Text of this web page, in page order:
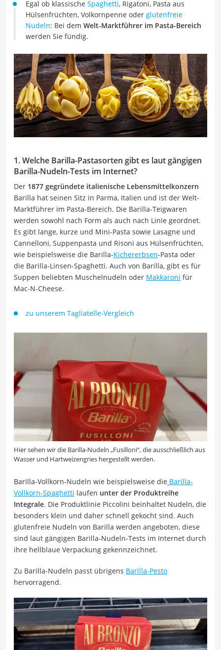
Egal ob klassische Spaghetti, Rigatoni, Pasta aus
Hülsenfrüchten, Volkornpenne oder glutenfreie
Nudeln: Bei dem Welt-Marktführer im Pasta-Bereich
werden Sie fündig.
1. Welche Barilla-Pastasorten gibt es laut gängigen
Barilla-Nudeln-Tests im Internet?
Der 1877 gegründete italienische Lebensmittelkonzern
Barilla hat seinen Sitz in Parma, Italien und ist der Welt-
Marktführer im Pasta-Bereich. Die Barilla-Teigwaren
werden sowohl nach Form als auch nach Linie geordnet.
Es gibt lange, kurze und Mini-Pasta sowie Lasagne und
Cannelloni, Suppenpasta und Risoni aus Hülsenfrüchten,
wie beispielsweise die Barilla-Kichererbsen-Pasta oder
die Barilla-Linsen-Spaghetti. Auch von Barilla, gibt es für
Suppen beliebten Muschelnudeln oder Makkaroni für
Mac-N-Cheese.
zu unserem Tagliatelle-Vergleich
Hier sehen wir die Barilla-Nudeln „Fusilloni“, die ausschließlich aus
Wasser und Hartweizengries hergestellt werden.
Barilla-Vollkorn-Nudeln wie beispielsweise die Barilla-
Vollkorn-Spaghetti laufen unter der Produktreihe
Integrale. Die Produktlinie Piccolini beinhaltet Nudeln, die
besonders klein und daher schnell gekocht sind. Auch
glutenfreie Nudeln von Barilla werden angeboten, diese
sind laut gängigen Barilla-Nudeln-Tests im Internet durch
ihre hellblaue Verpackung gekennzeichnet.
Zu Barilla-Nudeln passt übrigens Barilla-Pesto
hervorragend.